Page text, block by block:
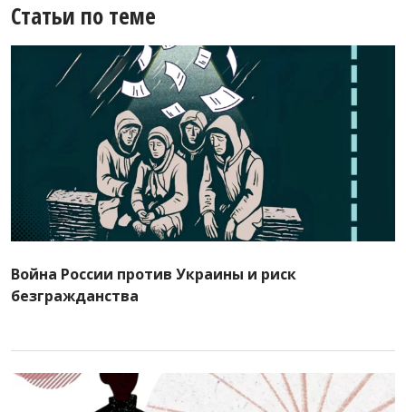
Статьи по теме
Война России против Украины и риск
безгражданства